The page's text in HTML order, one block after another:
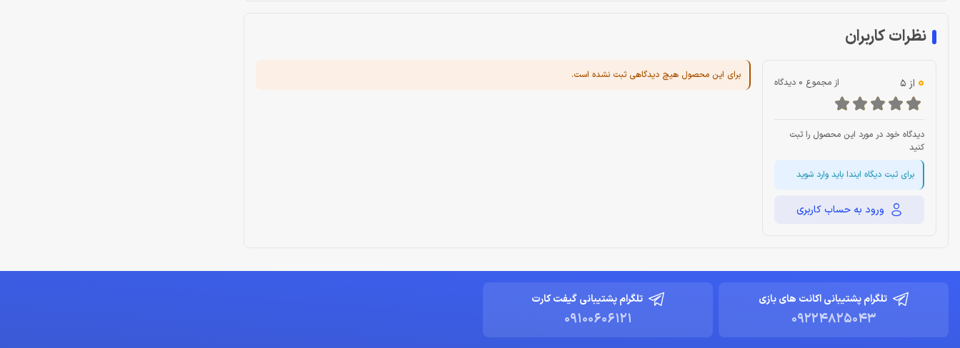
نظرات کاربران
0 از 5 از مجموع 0 دیدگاه
دیدگاه خود در مورد این محصول را ثبت
کنید
برای ثبت دیگاه ایندا باید وارد شوید
ورود به حساب کاربری
برای این محصول هیچ دیدگاهی ثبت نشده است.
تلگرام پشتیبانی اکانت های بازی
09224825043
تلگرام پشتیبانی گیفت کارت
09100606121